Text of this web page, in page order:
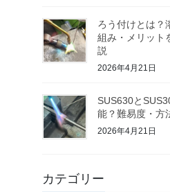
ろう付けとは？
組み・メリット
説
2026年4月21日
SUS630と
能？難易度・方
2026年4月21日
カテゴリー